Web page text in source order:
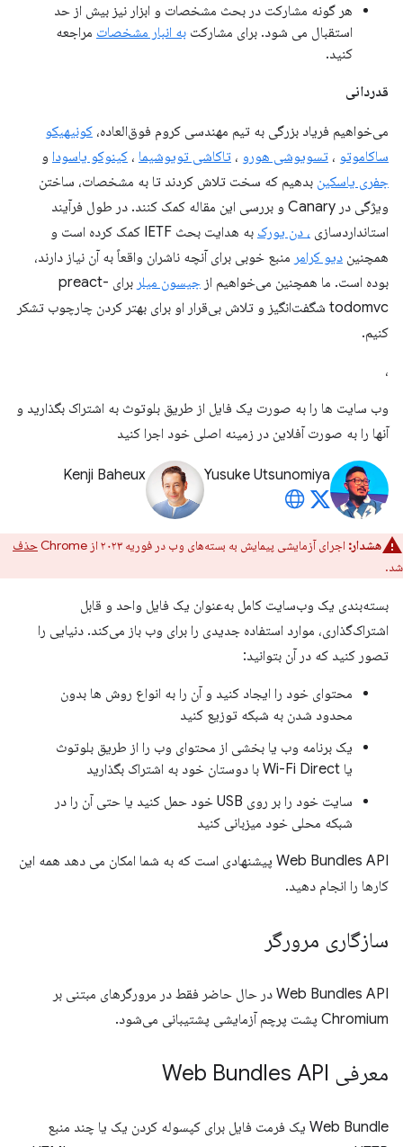
هر گونه مشارکت در بحث مشخصات و ابزار نیز بیش از حد
استقبال می شود. برای مشارکت به انبار مشخصات مراجعه
کنید.
قدردانی
می‌خواهیم فریاد بزرگی به تیم مهندسی کروم فوق‌العاده، کونیهیکو
ساکاموتو ، تسویوشی هورو ، تاکاشی تویوشیما ، کینوکو یاسودا و
جفری یاسکین بدهیم که سخت تلاش کردند تا به مشخصات، ساختن
ویژگی در Canary و بررسی این مقاله کمک کنند. در طول فرآیند
استانداردسازی ، دن یورک
به هدایت بحث IETF کمک کرده است و
همچنین دیو کرامر منبع خوبی برای آنچه ناشران واقعاً به آن نیاز دارند،
بوده است. ما همچنین می‌خواهیم از جیسون میلر
برای preact-
todomvc شگفت‌انگیز و تلاش بی‌قرار او برای بهتر کردن چارچوب تشکر
کنیم.
،
وب سایت ها را به صورت یک فایل از طریق بلوتوث به اشتراک بگذارید و
آنها را به صورت آفلاین در زمینه اصلی خود اجرا کنید
Yusuke Utsunomiya
Kenji Baheux
هشدار: اجرای آزمایشی پیمایش به بسته‌های وب در فوریه ۲۰۲۳ از Chrome
حذف
شد.
بسته‌بندی یک وب‌سایت کامل به‌عنوان یک فایل واحد و قابل
اشتراک‌گذاری، موارد استفاده جدیدی را برای وب باز می‌کند. دنیایی را
تصور کنید که در آن بتوانید:
محتوای خود را ایجاد کنید و آن را به انواع روش ها بدون
محدود شدن به شبکه توزیع کنید
یک برنامه وب یا بخشی از محتوای وب را از طریق بلوتوث
یا Wi-Fi Direct با دوستان خود به اشتراک بگذارید
سایت خود را بر روی USB خود حمل کنید یا حتی آن را در
شبکه محلی خود میزبانی کنید
Web Bundles API پیشنهادی است که به شما امکان می دهد همه این
کارها را انجام دهید.
سازگاری مرورگر
Web Bundles API در حال حاضر فقط در مرورگرهای مبتنی بر
Chromium پشت پرچم آزمایشی پشتیبانی می‌شود.
معرفی Web Bundles API
Web Bundle یک فرمت فایل برای کپسوله کردن یک یا چند منبع